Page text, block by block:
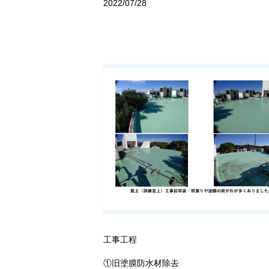
2022/07/28
工事工程
①旧塗膜防水材除去